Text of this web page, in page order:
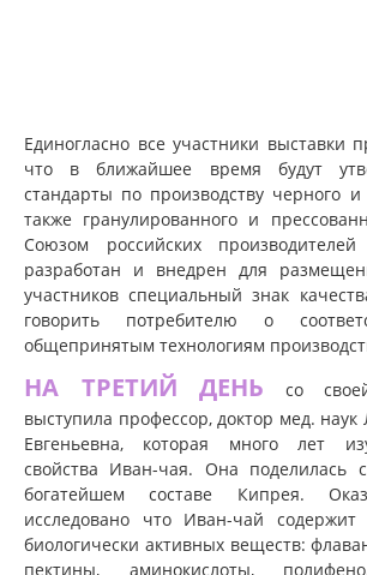
Единогласно все участники выставки
что в ближайшее время будут
стандарты по производству черного и
также гранулированного и
Союзом российских
разработан и внедрен для
участников специальный знак
говорить потребителю о
общепринятым технологиям
НА ТРЕТИЙ ДЕНЬ со
выступила профессор, доктор мед. наук
Евгеньевна, которая много лет
свойства Иван-чая. Она поделилась
богатейшем составе Кипрея.
исследовано что Иван-чай
биологически активных веществ:
пектины, аминокислоты,